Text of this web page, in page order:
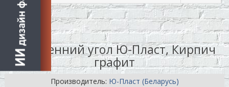
Внутренний угол Ю-Пласт, Кирпич
графит
Производитель: Ю-Пласт (Беларусь)